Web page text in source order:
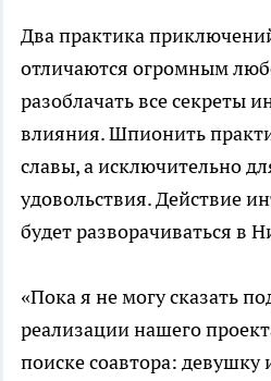
Два практика
отличаются огромным
разоблачать все секреты
влияния. Шпионить
славы, а исключительно
удовольствия. Действие
будет разворачиваться в
«Пока я не могу сказать
реализации нашего
поиске соавтора: